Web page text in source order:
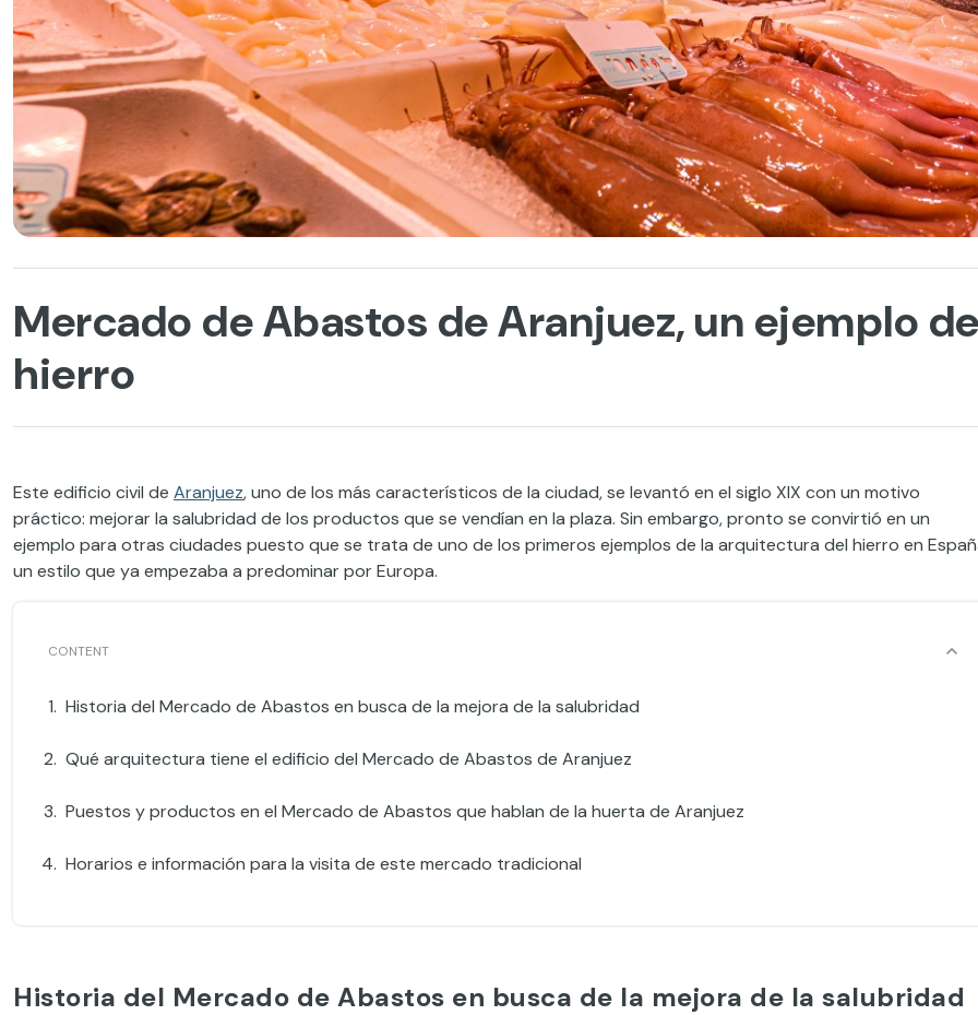
Mercado de Abastos de Aranjuez, un ejemplo
hierro
Este edificio civil de Aranjuez, uno de los más característicos de la ciudad, se levantó en el siglo XIX con un motivo
práctico: mejorar la salubridad de los productos que se vendían en la plaza. Sin embargo, pronto se convirtió en un
ejemplo para otras ciudades puesto que se trata de uno de los primeros ejemplos de la arquitectura del hierro en
un estilo que ya empezaba a predominar por Europa.
Historia del Mercado de Abastos en busca de la mejora de la salubridad
Qué arquitectura tiene el edificio del Mercado de Abastos de Aranjuez
Puestos y productos en el Mercado de Abastos que hablan de la huerta de Aranjuez
Horarios e información para la visita de este mercado tradicional
Historia del Mercado de Abastos en busca de la mejora de la salubridad